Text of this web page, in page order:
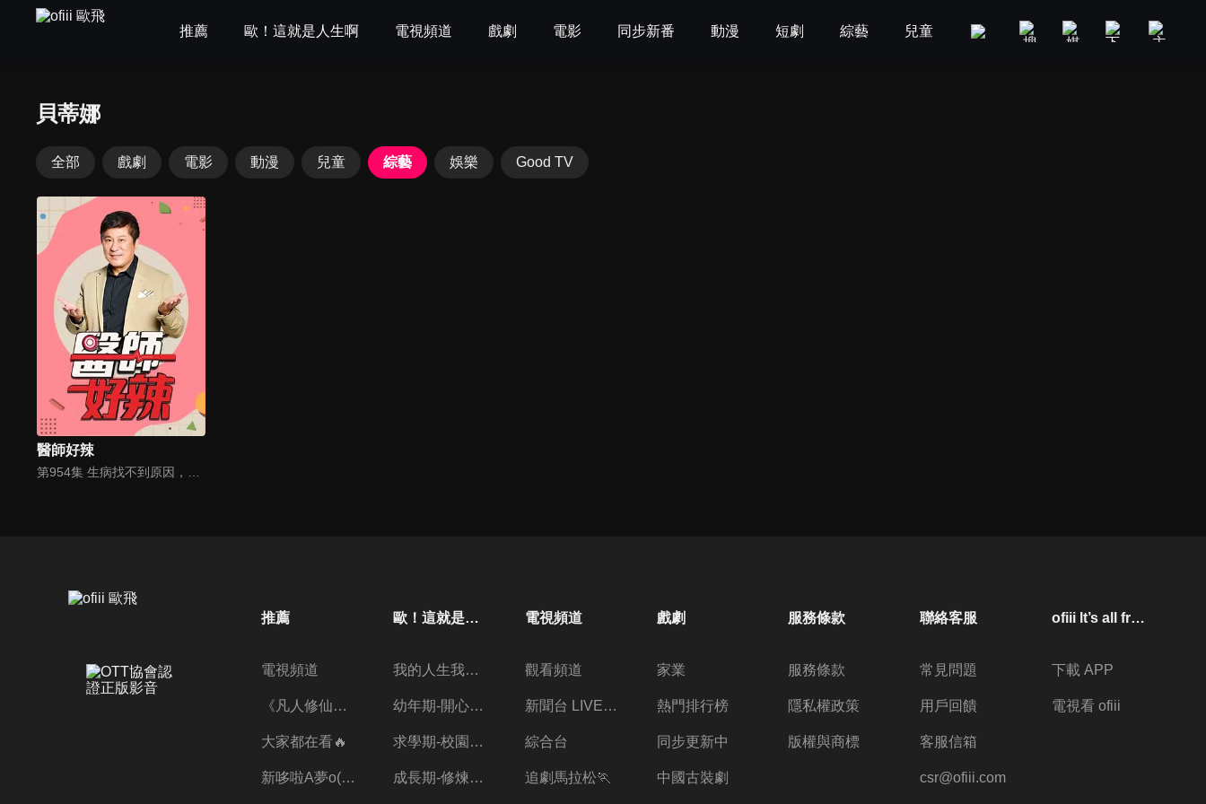
推薦 歐！這就是人生啊 電視頻道 戲劇 電影 同步新番 動漫 短劇 綜藝 兒童 GOOD TV 娛樂 美食旅遊
貝蒂娜
全部 戲劇 電影 動漫 兒童 綜藝 娛樂 Good TV
醫師好辣
推薦
電視頻道
《凡人修仙傳》第五季全新開播✨
大家都在看🔥
新哆啦A夢o((ﾐﾟｴﾟﾐ))o
歐！這就是人生啊
我的人生我做主
幼年期-開心放暑假
求學期-校園三兩事
成長期-修煉愛情的心酸
電視頻道
觀看頻道
新聞台 LIVE 直播
綜合台
追劇馬拉松🏃
戲劇
家業
熱門排行榜
同步更新中
中國古裝劇
服務條款
服務條款
隱私權政策
版權與商標
聯絡客服
常見問題
用戶回饋
客服信箱
csr@ofiii.com
ofiii lt’s all free
下載 APP
電視看 ofiii